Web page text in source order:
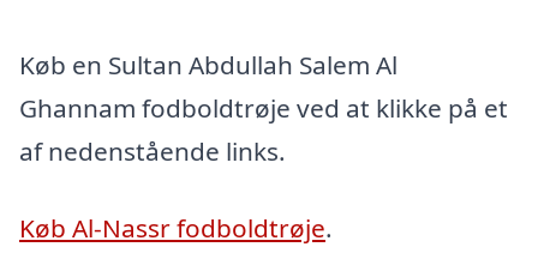
Køb en Sultan Abdullah Salem Al
Ghannam fodboldtrøje ved at klikke på et
af nedenstående links.
Køb Al-Nassr fodboldtrøje.